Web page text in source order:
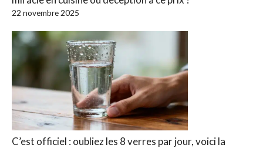
22 novembre 2025
C’est officiel : oubliez les 8 verres par jour, voici la